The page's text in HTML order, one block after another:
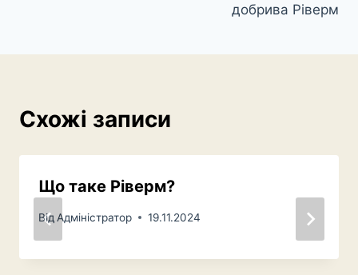
добрива Ріверм
Схожі записи
Що таке Ріверм?
Від Адміністратор 19.11.2024